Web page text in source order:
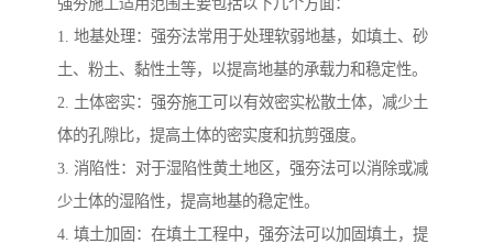
1. 地基处理：强夯法常用于处理软弱地基，如填土、砂
土、粉土、黏性土等，以提高地基的承载力和稳定性。
2. 土体密实：强夯施工可以有效密实松散土体，减少土
体的孔隙比，提高土体的密实度和抗剪强度。
3. 消陷性：对于湿陷性黄土地区，强夯法可以消除或减
少土体的湿陷性，提高地基的稳定性。
4. 填土加固：在填土工程中，强夯法可以加固填土，提